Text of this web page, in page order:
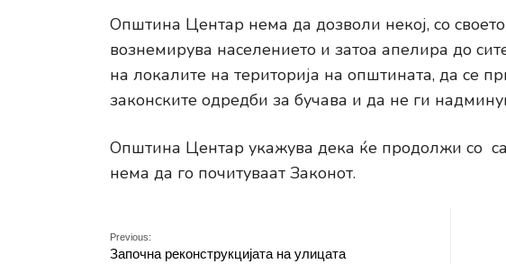
Општина Центар нема да дозволи некој, со
вознемирува населението и затоа апелира до
на локалите на територија на општината, да се
законските одредби за бучава и да не ги
Општина Центар укажува дека ќе продолжи со
нема да го почитуваат Законот.
Previous:
Започна реконструкцијата на улицата